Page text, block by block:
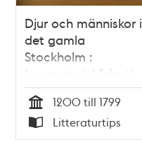
Djur och människor i
det gamla
Stockholm :
benmaterial från tio
års undersökningar
/ Johanna Karlsson
Tid
1200 till 1799
Typ
Litteraturtips